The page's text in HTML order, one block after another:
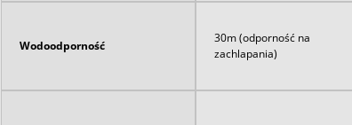
Wodoodporność
30m (odporność na
zachlapania)